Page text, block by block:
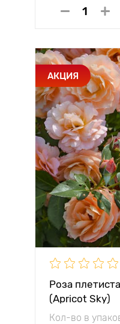
АКЦИЯ
Роза
(Apricot Sky)
Кол-во в